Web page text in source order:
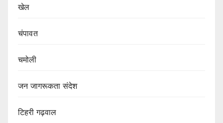
खेल
चंपावत
चमोली
जन जागरूकता संदेश
टिहरी गढ़वाल